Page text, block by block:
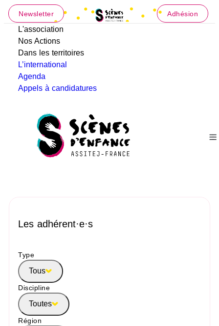
Newsletter Adhésion
L'association
Nos Actions
Dans les territoires
L’international
Agenda
Appels à candidatures
Les adhérent·e·s
Type
Tous
Discipline
Toutes
Région